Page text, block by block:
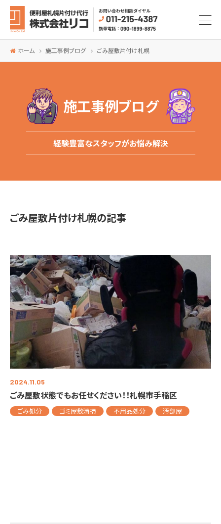
ホーム 施工事例ブログ ごみ屋敷片付け札幌
施工事例ブログ
経験豊富なスタッフがお悩み解決
ごみ屋敷片付け札幌の記事
2024.11.05
ごみ屋敷状態でもお任せください！！札幌市手稲区
ごみ処分 ゴミ屋敷清掃 不用品処分 汚部屋